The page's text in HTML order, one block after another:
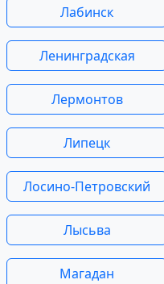
Лабинск
Ленинградская
Лермонтов
Липецк
Лосино-Петровский
Лысьва
Магадан